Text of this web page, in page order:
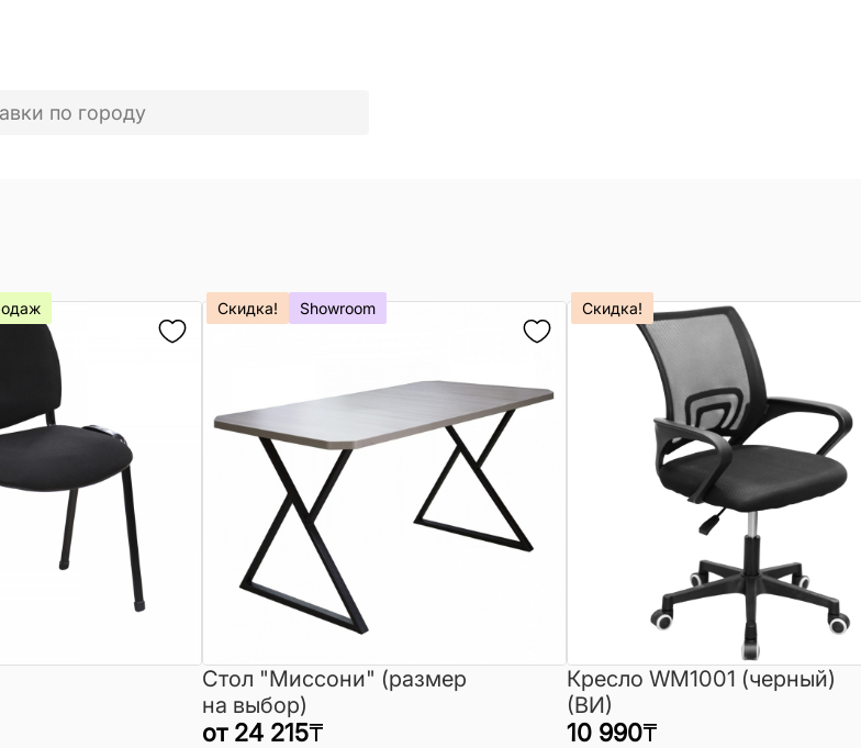
по городу
Скидка! Showroom
Стол "Миссони" (размер
на выбор)
от 24 215₸
Скидка!
Кресло WM1001 (черный)
(ВИ)
10 990₸